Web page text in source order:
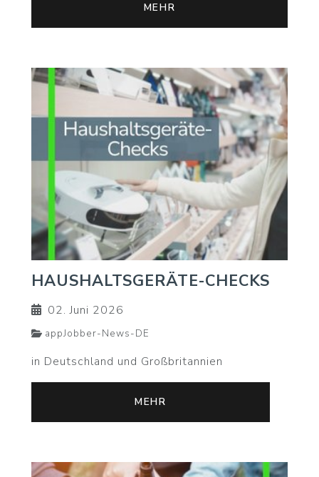
MEHR
HAUSHALTSGERÄTE-CHECKS
02. Juni 2026
appJobber-News-DE
in Deutschland und Großbritannien
MEHR